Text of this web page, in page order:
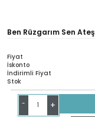
Ben Rüzgarım Sen Ateş
Fiyat
İskonto
İndirimli Fiyat
Stok
- +